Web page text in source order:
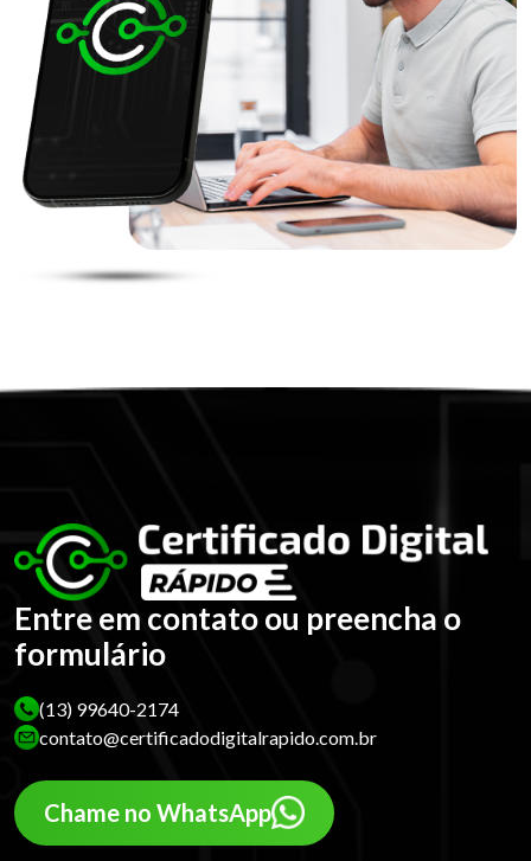
Entre em contato ou preencha o
formulário
(13) 99640-2174
contato@certificadodigitalrapido.com.br
Chame no WhatsApp